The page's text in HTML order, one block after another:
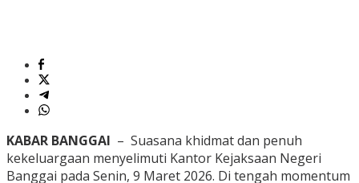
KABAR BANGGAI – Suasana khidmat dan penuh
kekeluargaan menyelimuti Kantor Kejaksaan Negeri
Banggai pada Senin, 9 Maret 2026. Di tengah momentum